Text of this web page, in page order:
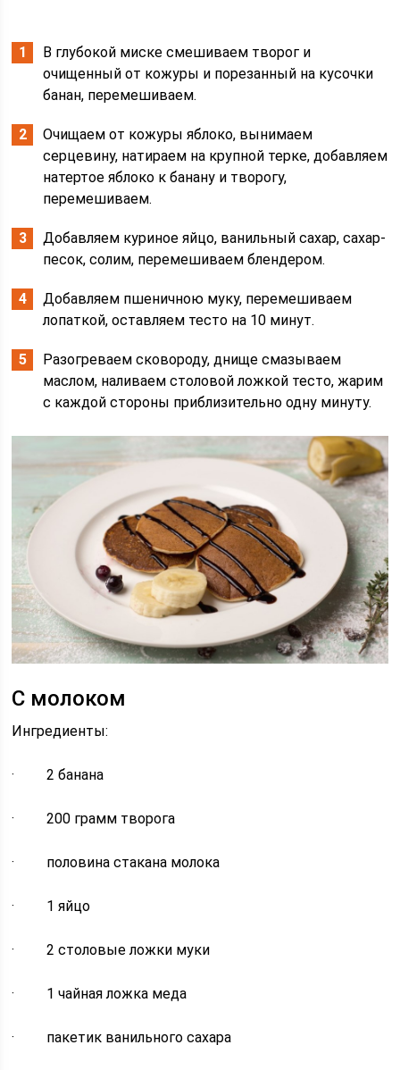
В глубокой миске смешиваем творог и
очищенный от кожуры и порезанный на кусочки
банан, перемешиваем.
Очищаем от кожуры яблоко, вынимаем
серцевину, натираем на крупной терке, добавляем
натертое яблоко к банану и творогу,
перемешиваем.
Добавляем куриное яйцо, ванильный сахар, сахар-
песок, солим, перемешиваем блендером.
Добавляем пшеничною муку, перемешиваем
лопаткой, оставляем тесто на 10 минут.
Разогреваем сковороду, днище смазываем
маслом, наливаем столовой ложкой тесто, жарим
с каждой стороны приблизительно одну минуту.
С молоком
Ингредиенты:
· 2 банана
· 200 грамм творога
· половина стакана молока
· 1 яйцо
· 2 столовые ложки муки
· 1 чайная ложка меда
· пакетик ванильного сахара